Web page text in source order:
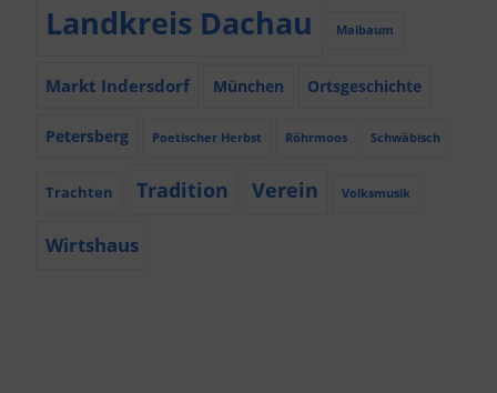
Landkreis Dachau Maibaum
Markt Indersdorf München Ortsgeschichte
Petersberg Poetischer Herbst Röhrmoos Schwäbisch
Trachten Tradition Verein Volksmusik
Wirtshaus